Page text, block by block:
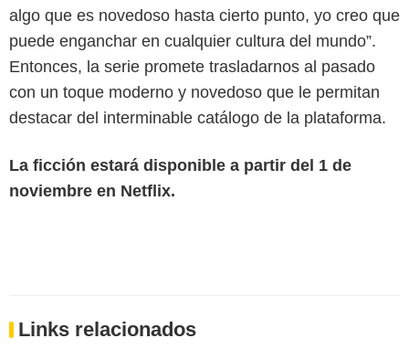
algo que es novedoso hasta cierto punto, yo creo que
puede enganchar en cualquier cultura del mundo”.
Entonces, la serie promete trasladarnos al pasado
con un toque moderno y novedoso que le permitan
destacar del interminable catálogo de la plataforma.
La ficción estará disponible a partir del 1 de
noviembre en Netflix.
Links relacionados